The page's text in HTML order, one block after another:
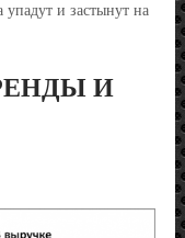
упадут и застынут на
И